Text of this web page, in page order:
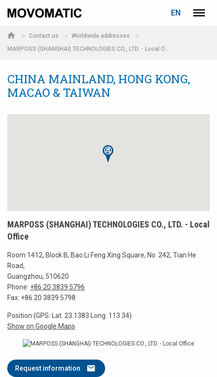
Marposs
EN
Menu
Contact us
Worldwide addresses
MARPOSS (SHANGHAI) TECHNOLOGIES CO., LTD. - Local Office
CHINA MAINLAND, HONG KONG,
MACAO & TAIWAN
MARPOSS (SHANGHAI) TECHNOLOGIES CO., LTD. - Local
Office
Room 1412, Block B, Bao Li Feng Xing Square, No. 242, Tian He
Road,
Guangzhou, 510620
Phone: +86 20 3839 5796
Fax: +86 20 3839 5798
Position (GPS: Lat. 23.1383 Long. 113.34)
Show on Google Maps
Request information
Deutsch
LOGIN PASSWORD RECOVERY